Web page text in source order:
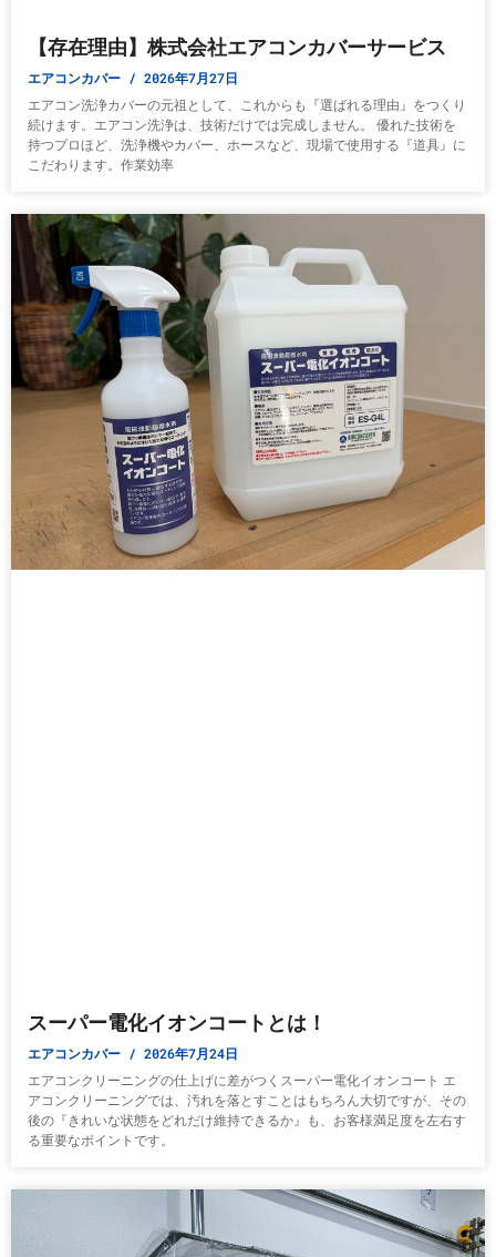
【存在理由】株式会社エアコンカバーサービス
エアコンカバー 2026年7月27日
エアコン洗浄カバーの元祖として、これからも『選ばれる理由』をつくり
続けます。エアコン洗浄は、技術だけでは完成しません。 優れた技術を
持つプロほど、洗浄機やカバー、ホースなど、現場で使用する『道具』に
こだわります。作業効率
スーパー電化イオンコートとは！
エアコンカバー 2026年7月24日
エアコンクリーニングの仕上げに差がつくスーパー電化イオンコート エ
アコンクリーニングでは、汚れを落とすことはもちろん大切ですが、その
後の『きれいな状態をどれだけ維持できるか』も、お客様満足度を左右す
る重要なポイントです。